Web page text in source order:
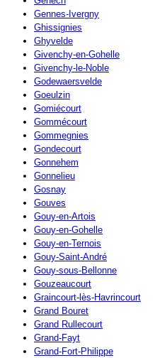
Gennes-Ivergny
Ghissignies
Ghyvelde
Givenchy-en-Gohelle
Givenchy-le-Noble
Godewaersvelde
Goeulzin
Gomiécourt
Gommécourt
Gommegnies
Gondecourt
Gonnehem
Gonnelieu
Gosnay
Gouves
Gouy-en-Artois
Gouy-en-Gohelle
Gouy-en-Ternois
Gouy-Saint-André
Gouy-sous-Bellonne
Gouzeaucourt
Graincourt-lès-Havrincourt
Grand Bouret
Grand Rullecourt
Grand-Fayt
Grand-Fort-Philippe